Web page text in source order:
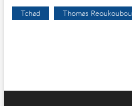
Tchad Thomas Reoukoubou